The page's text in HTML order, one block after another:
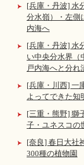
[兵庫・丹波] 水
分水嶺）・左側
内海へ
[兵庫・丹波] 水
い中央分水界（
戸内海へと分れ
[兵庫・川西] 一
よってできた知
[三重・熊野] 獅
子・ユネスコの
[奈良] 春日大社
300種の植物園